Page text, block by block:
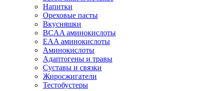
Напитки
Ореховые пасты
Вкусняшки
BCAA аминокислоты
EAA аминокислоты
Аминокислоты
Адаптогены и травы
Суставы и связки
Жиросжигатели
Тестобустеры